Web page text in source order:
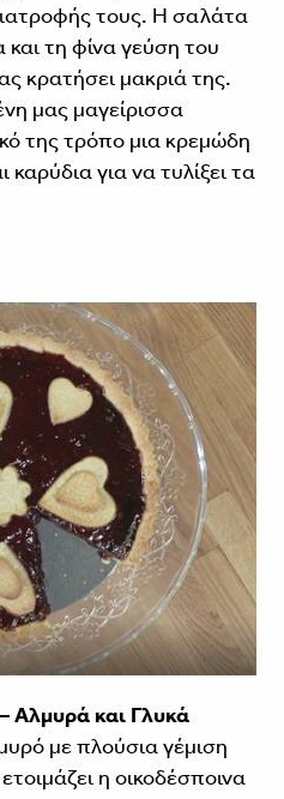
τους. Η σαλάτα
τη φίνα γεύση του
κρατήσει μακριά της.
μας μαγείρισσα
της τρόπο μια κρεμώδη
για να τυλίξει τα
Αλμυρά και Γλυκά
με πλούσια γέμιση
η οικοδέσποινα